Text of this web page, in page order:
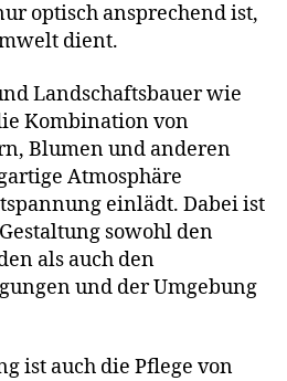
optisch ansprechend ist,
dient.
Landschaftsbauer wie
Kombination von
Blumen und anderen
Atmosphäre
einlädt. Dabei ist
sowohl den
als auch den
und der Umgebung
ist auch die Pflege von